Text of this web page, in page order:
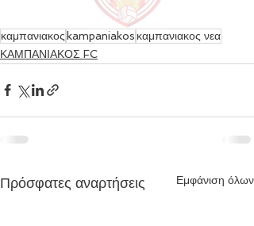
καμπανιακος kampaniakos καμπανιακος νεα
ΚΑΜΠΑΝΙΑΚΟΣ FC
Πρόσφατες αναρτήσεις Εμφάνιση όλων